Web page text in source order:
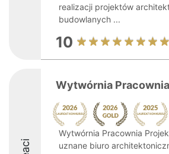
realizacji projektów
budowlanych ...
10
Wytwórnia
Wytwórnia Pracownia
uznane biuro